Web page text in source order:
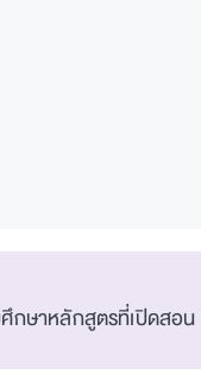
ษาหลักสูตรที่เปิดสอ